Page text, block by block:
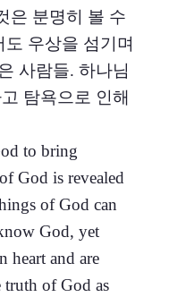
은 분명히 볼 수
우상을 섬기며
사람들. 하나님
탐욕으로 인해
to bring
God is revealed
of God can
God, yet
heart and are
of God as